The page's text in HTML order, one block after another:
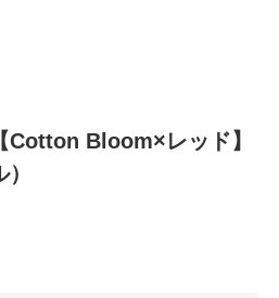
Cotton Bloom×レッド】